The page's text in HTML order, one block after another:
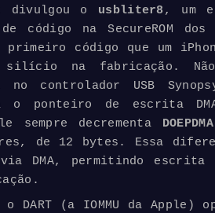
divulgou o usbliter8 , um
código na SecureROM
primeiro código que um
silício na fabricação.
controlador USB
o ponteiro de escrita
sempre decrementa
de 12 bytes. Essa
DMA, permitindo escrita
DART (a IOMMU da Apple)